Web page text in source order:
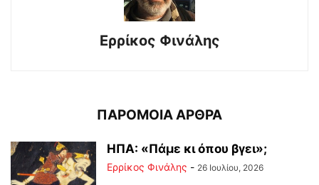
Ερρίκος Φινάλης
ΠΑΡΟΜΟΙΑ ΑΡΘΡΑ
ΗΠΑ: «Πάμε κι όπου βγει»;
Ερρίκος Φινάλης - 26 Ιουλίου, 2026